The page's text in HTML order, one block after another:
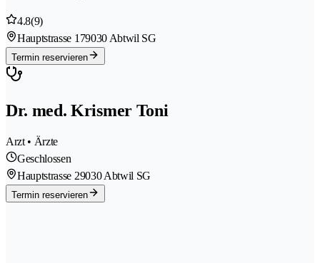
4.8(9)
Hauptstrasse 179030 Abtwil SG
Termin reservieren
Dr. med. Krismer Toni
Arzt • Ärzte
Geschlossen
Hauptstrasse 29030 Abtwil SG
Termin reservieren